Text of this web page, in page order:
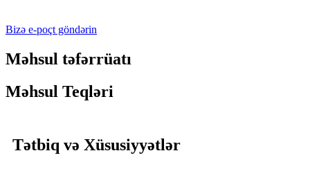
Bizə e-poçt göndərin
Məhsul təfərrüatı
Məhsul Teqləri
Tətbiq və Xüsusiyyətlər